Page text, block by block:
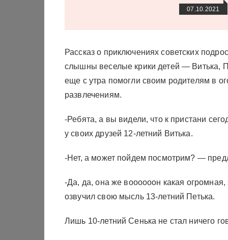
07.10.2021
Рассказ о приключениях советских
слышны веселые крики детей — Витька,
еще с утра помогли своим родителям в
развлечениям.
-Ребята, а вы видели, что к пристани
у своих друзей 12-летний Витька.
-Нет, а может пойдем посмотрим? —
-Да, да, она же воооооон какая
озвучил свою мысль 13-летний Петька.
Лишь 10-летний Сенька не стал ничего